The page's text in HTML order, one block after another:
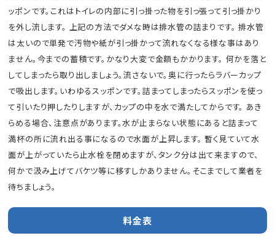
ッポンです。これはトイレの内部に引っ掛った物を引っ張って引っ掛かり
を外し流します。 上記の方法でダメな時は排水管の詰まりです。 排水管
は太いので単発で汚物や紙が引っ掛かって流れなくなる様な事はあり
ません。今までの蓄積です。かなり大変で金額もかかります。 何かを落と
してしまったら取り出しましょう。流さないで。奥に行ったらラバーカップ
で吸出します。いわゆるスッポンです。詰まってしまったらスッポンを使っ
て引いたり押したりしますが、カップの中を水で満たしてからです。 あき
らめる場合、注意点があります。水が止まらない状態にあると詰まって
満杯の所に流れ出る事になるので水面が上昇します。 暫く見ていて水
面が上がっていたら止水栓を閉めますが、タンク分は出て来ますので、
何かで汲み上げてバケツ等に移すしかありません。そこまでして業者を
待ちましょう。
料金表